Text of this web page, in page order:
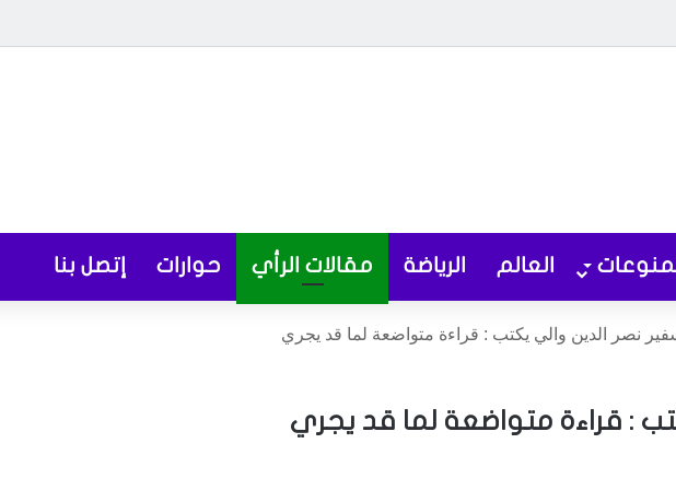
العالم الرياضة مقالات الرأي حوارات إتصل بنا
نصر الدين والي يكتب : قراءة متواضعة لما قد يجري
: قراءة متواضعة لما قد يجري